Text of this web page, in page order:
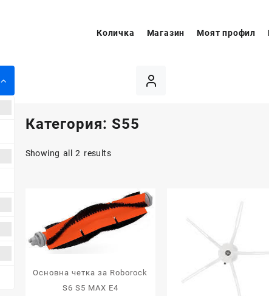
Количка Магазин Моят профил
Категория: S55
Showing all 2 results
Основна четка за Roborock
S6 S5 MAX E4